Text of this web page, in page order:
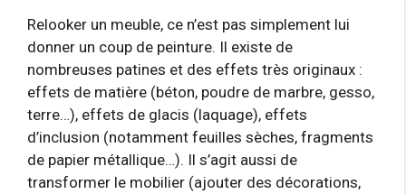
Relooker un meuble, ce n’est pas simplement lui
donner un coup de peinture. Il existe de
nombreuses patines et des effets très originaux :
effets de matière (béton, poudre de marbre, gesso,
terre…), effets de glacis (laquage), effets
d’inclusion (notamment feuilles sèches, fragments
de papier métallique…). Il s’agit aussi de
transformer le mobilier (ajouter des décorations,